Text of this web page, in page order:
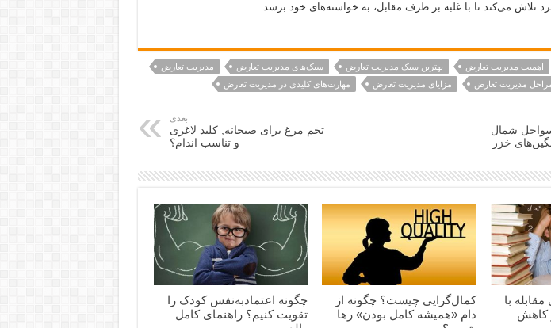
تلاش می‌کند تا با غلبه بر طرف مقابل، به خواسته‌های خود برسد.
اهمیت مدیریت تعارض بهترین سبک مدیریت تعارض سبک‌های مدیریت تعارض
مدیریت تعارض
مدیریت تعارض مزایای مدیریت تعارض مهارت‌های کلیدی در مدیریت تعارض
شمال
خزر
بعدی
تخم مرغ برای صبحانه, کلید لاغری
و تناسب اندام؟
مقابله با
کاهش
کمال‌گرایی چیست؟ چگونه از
دام «همیشه کامل بودن» رها
چگونه اعتمادبه‌نفس کودک را
تقویت کنیم؟ راهنمای کامل